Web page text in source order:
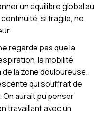
un équilibre global au
si fragile, ne
regarde pas que la
la mobilité
la zone douloureuse.
qui souffrait de
On aurait pu penser
travaillant avec un